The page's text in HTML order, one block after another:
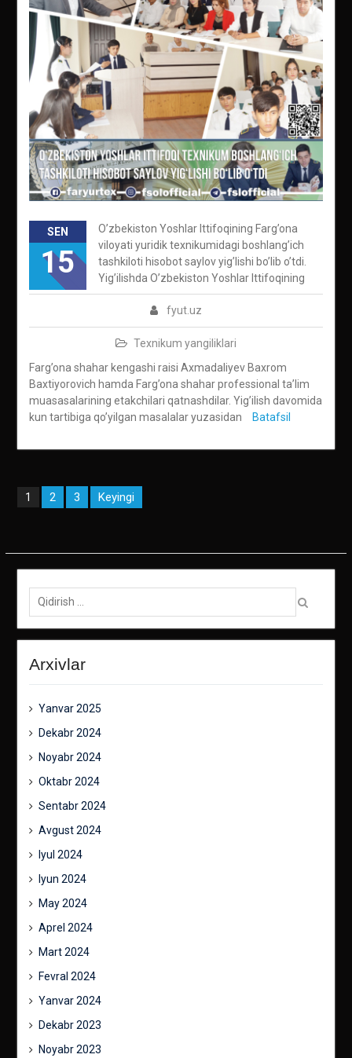
SEN
15
fyut.uz
Texnikum yangiliklari
O’zbekiston Yoshlar Ittifoqining Farg’ona
viloyati yuridik texnikumidagi boshlang’ich
tashkiloti hisobot saylov yig’lishi bo’lib o’tdi.
Yig’ilishda O’zbekiston Yoshlar Ittifoqining
Farg’ona shahar kengashi raisi Axmadaliyev Baxrom
Baxtiyorovich hamda Farg’ona shahar professional ta’lim
muasasalarining etakchilari qatnashdilar. Yig’ilish davomida
kun tartibiga qo’yilgan masalalar yuzasidan
Batafsil
Maqolalar
bo‘yicha
1 2 3 Keyingi
Qidirish:
Arxivlar
Yanvar 2025
Dekabr 2024
Noyabr 2024
Oktabr 2024
Sentabr 2024
Avgust 2024
Iyul 2024
Iyun 2024
May 2024
Aprel 2024
Mart 2024
Fevral 2024
Yanvar 2024
Dekabr 2023
Noyabr 2023